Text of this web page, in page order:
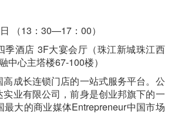
（13：30—17：00）
季酒店 3F大宴会厅（珠江新城珠江西
中心主塔楼67-100楼）
成长连锁门店的一站式服务平台。公
业有限公司，前身是创业邦旗下的一
最大的商业媒体Entrepreneur中国市场